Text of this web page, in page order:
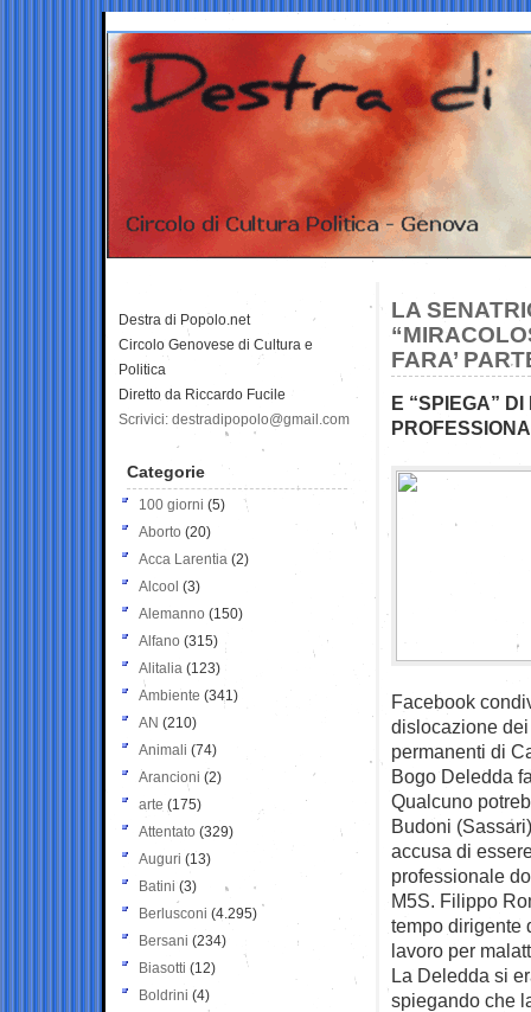
LA
FARA’
E “SPIEGA”
Facebook
dislocazione
permanenti di
Bogo Deledda
Qualcuno
Budoni
accusa di
professionale
M5S. Filippo
tempo dirigente
lavoro per
La Deledda si
spiegando che
Destra di Popolo.net
Circolo Genovese di Cultura e
Politica
Diretto da Riccardo Fucile
Scrivici: destradipopolo@gmail.com
Categorie
100 giorni (5)
Aborto (20)
Acca Larentia (2)
Alcool (3)
Alemanno (150)
Alfano (315)
Alitalia (123)
Ambiente (341)
AN (210)
Animali (74)
Arancioni (2)
arte (175)
Attentato (329)
Auguri (13)
Batini (3)
Berlusconi (4.295)
Bersani (234)
Biasotti (12)
Boldrini (4)